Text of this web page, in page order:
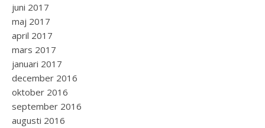
juni 2017
maj 2017
april 2017
mars 2017
januari 2017
december 2016
oktober 2016
september 2016
augusti 2016